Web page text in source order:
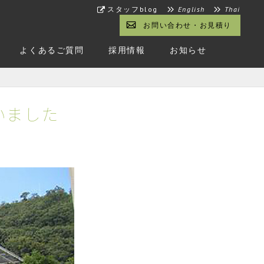
スタッフblog English
Thai
お問い合わせ・お見積り
よくあるご質問 採用情報 お知らせ
した